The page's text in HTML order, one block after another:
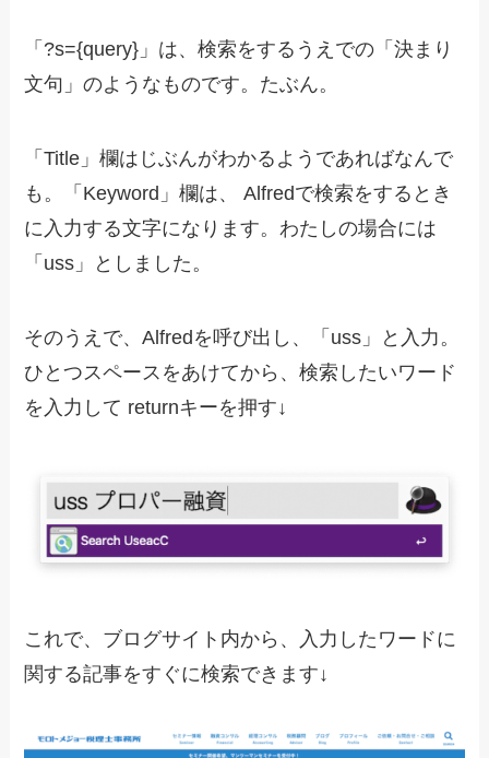
「?s={query}」は、検索をするうえでの「決まり
文句」のようなものです。たぶん。
「Title」欄はじぶんがわかるようであればなんで
も。「Keyword」欄は、 Alfredで検索をするとき
に入力する文字になります。わたしの場合には
「uss」としました。
そのうえで、Alfredを呼び出し、「uss」と入力。
ひとつスペースをあけてから、検索したいワード
を入力して returnキーを押す↓
これで、ブログサイト内から、入力したワードに
関する記事をすぐに検索できます↓